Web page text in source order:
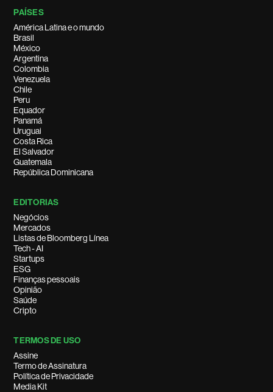
PAÍSES
América Latina e o mundo
Brasil
México
Argentina
Colombia
Venezuela
Chile
Peru
Equador
Panamá
Uruguai
Costa Rica
El Salvador
Guatemala
República Dominicana
EDITORIAS
Negócios
Mercados
Listas de Bloomberg Línea
Tech - AI
Startups
ESG
Finanças pessoais
Opinião
Saúde
Cripto
TERMOS DE USO
Assine
Termo de Assinatura
Política de Privacidade
Media Kit